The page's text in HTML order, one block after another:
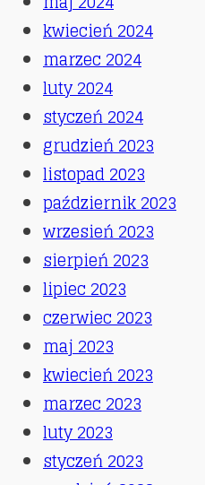
kwiecień 2024
marzec 2024
luty 2024
styczeń 2024
grudzień 2023
listopad 2023
październik 2023
wrzesień 2023
sierpień 2023
lipiec 2023
czerwiec 2023
maj 2023
kwiecień 2023
marzec 2023
luty 2023
styczeń 2023